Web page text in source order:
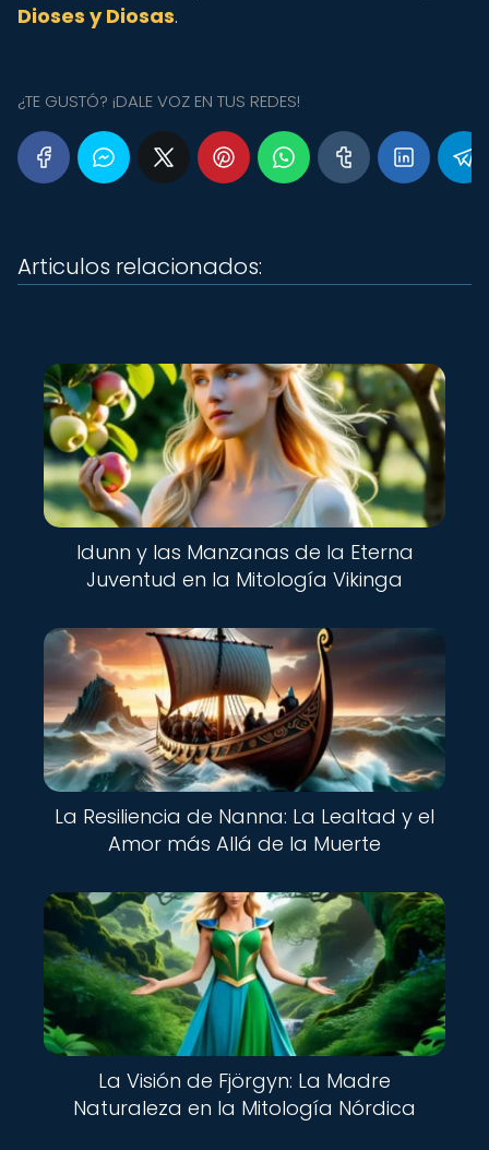
Dioses y Diosas.
¿TE GUSTÓ? ¡DALE VOZ EN TUS REDES!
Articulos relacionados:
Idunn y las Manzanas de la Eterna
Juventud en la Mitología Vikinga
La Resiliencia de Nanna: La Lealtad y el
Amor más Allá de la Muerte
La Visión de Fjörgyn: La Madre
Naturaleza en la Mitología Nórdica